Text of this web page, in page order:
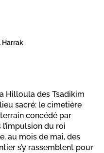
Harrak
Hilloula des Tsadikim
sacré: le cimetière
concédé par
du roi
au mois de mai, des
s’y rassemblent pour